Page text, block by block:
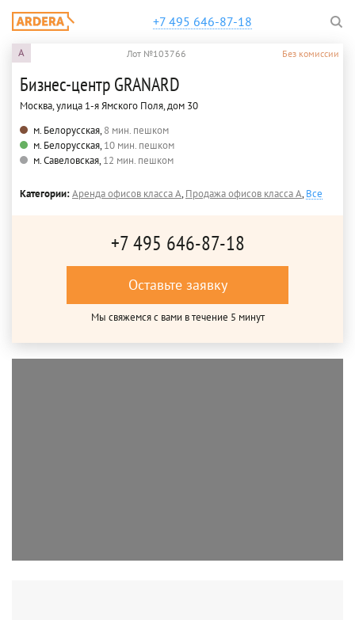
+7 495 646-87-18
A Лот №103766 Без комиссии
Бизнес-центр GRANARD
Москва, улица 1-я Ямского Поля, дом 30
м. Белорусская,8 мин. пешком
м. Белорусская,10 мин. пешком
м. Савеловская,12 мин. пешком
Категории:Аренда офисов класса A,Продажа офисов класса A,Все
+7 495 646-87-18
Оставьте заявку
Мы свяжемся с вами в течение 5 минут